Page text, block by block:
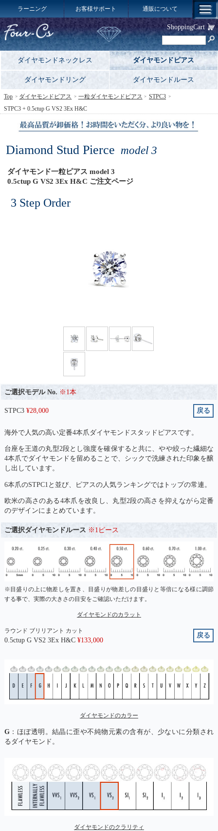
ラーニング お客様サポート 通販について
ダイヤモンドネックレス ダイヤモンドピアス
ダイヤモンドリング ダイヤモンドルース
Diamond Stud Pierce model 3
ダイヤモンド一粒ピアス model 3
0.5ctup G VS2 3Ex H&C ご注文ページ
3 Step Order
ご選択モデル No. ※1本
STPC3 ¥28,000 戻る
海外で人気の高い定番4本爪ダイヤモンドスタッドピアスです。
台座を王道の丸型2段とし強度を確保すると共に、やや絞った繊細な
4本爪でダイヤモンドを留めることで、シックで洗練された印象を醸
し出しています。
6本爪のSTPC1と並び、ピアスの人気ランキングではトップの常連。
欧米の高さのある4本爪を改良し、丸型2段の高さを抑えながら定番
のデザインにまとめています。
ご選択ダイヤモンドルース ※1ピース
※目盛りの上に物差しを置き、目盛りが物差しの目盛りと等倍になる様に調節
する事で、実際の大きさの目安をご確認いただけます。
ダイヤモンドのカラット
ラウンド ブリリアント カット
0.5ctup G VS2 3Ex H&C ¥133,000
戻る
ダイヤモンドのカラー
G：ほぼ透明。結晶に歪や不純物元素の含有が、少ないに分類され
るダイヤモンド。
ダイヤモンドのクラリティ
Top ダイヤモンドピアス 一粒ダイヤモンドピアス
STPC3
STPC3 + 0.5ctup G VS2 3Ex H&C
ShoppingCart